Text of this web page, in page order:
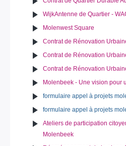
WijkAntenne de Quartier -
Molenwest Square
Contrat de Rénovation
Contrat de Rénovation
Contrat de Rénovation
Molenbeek - Une vision pour
formulaire appel à projets
formulaire appel à projets
Ateliers de participation
Molenbeek